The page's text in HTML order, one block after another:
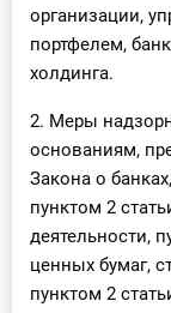
организации,
портфелем,
холдинга.
2. Меры
основаниям,
Закона о
пунктом 2
деятельности,
ценных бумаг,
пунктом 2